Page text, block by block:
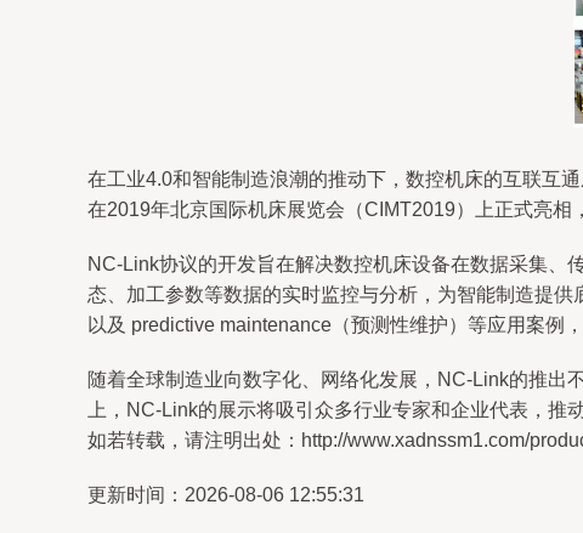
在工业4.0和智能制造浪潮的推动下，数控机床的互联互
在2019年北京国际机床展览会（CIMT2019）上正式亮相
NC-Link协议的开发旨在解决数控机床设备在数据采集、
态、加工参数等数据的实时监控与分析，为智能制造提
以及 predictive maintenance（预测性维护）等应用案例
随着全球制造业向数字化、网络化发展，NC-Link的推出
上，NC-Link的展示将吸引众多行业专家和企业代表，
如若转载，请注明出处：http://www.xadnssm1.com/
更新时间：2026-08-06 12:55:31